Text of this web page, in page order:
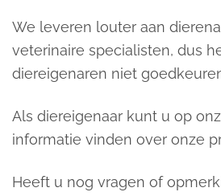
We leveren louter aan
veterinaire specialisten, dus
diereigenaren niet
Als diereigenaar kunt u op
informatie vinden over onze
Heeft u nog vragen of